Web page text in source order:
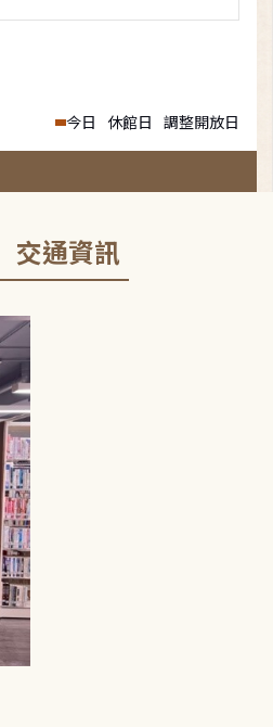
今日 休館日 調整開放日
交通資訊